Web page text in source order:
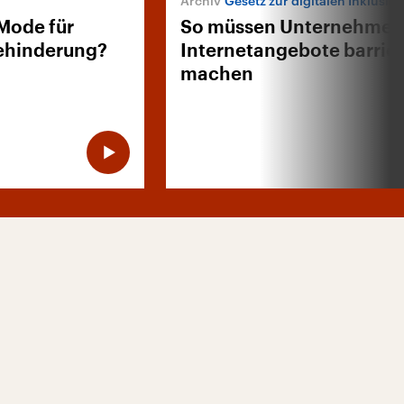
für
So müssen Unternehmen
Internetangebote
machen